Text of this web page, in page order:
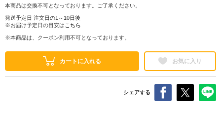
本商品は交換不可となっております。ご了承ください。
発送予定日 注文日の1～10日後
※お届け予定日の目安は こちら
※本商品は、クーポン利用不可となっております。
カートに入れる お気に入り
シェアする